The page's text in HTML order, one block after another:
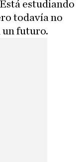
estudiando
todavía no
un futuro.